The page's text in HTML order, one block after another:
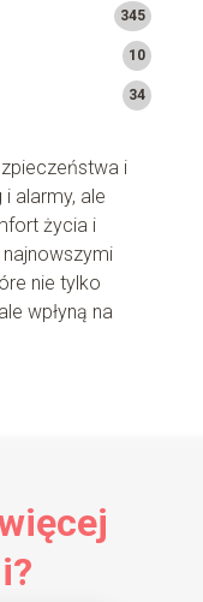
345
10
34
i
alarmy, ale
życia i
nie tylko
wpłyną na